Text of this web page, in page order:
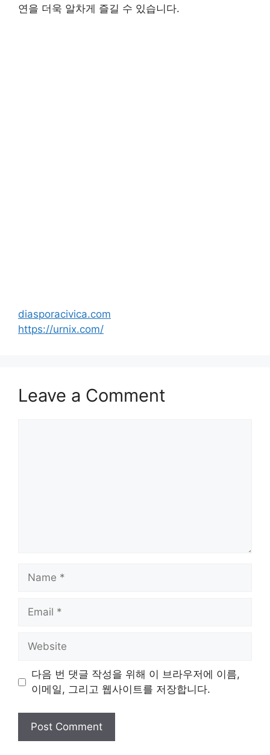
연을 더욱 알차게 즐길 수 있습니다.
diasporacivica.com
https://urnix.com/
Leave a Comment
Name
Email
Website
다음 번 댓글 작성을 위해 이 브라우저에 이름,
이메일, 그리고 웹사이트를 저장합니다.